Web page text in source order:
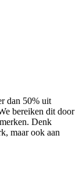
dan 50% uit
bereiken dit door
Denk
maar ook aan